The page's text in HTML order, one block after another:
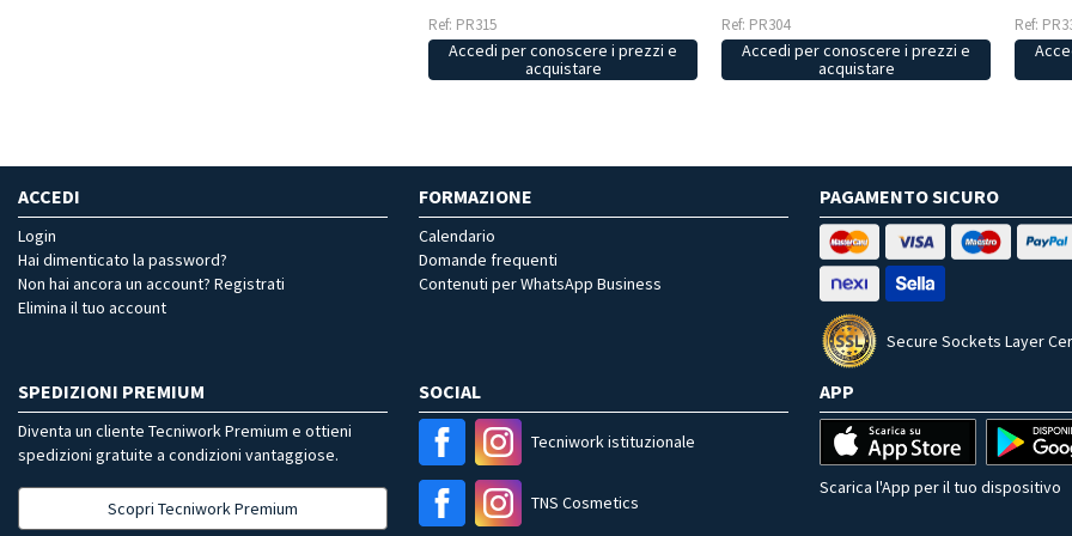
Ref: PR315
Accedi per conoscere i prezzi e
acquistare
Ref: PR304
Accedi per conoscere i prezzi e
acquistare
Ref:
ACCEDI
Login
Hai dimenticato la password?
Non hai ancora un account? Registrati
Elimina il tuo account
FORMAZIONE
Calendario
Domande frequenti
Contenuti per WhatsApp Business
PAGAMENTO SICURO
Secure Sockets Layer
SPEDIZIONI PREMIUM
Diventa un cliente Tecniwork Premium e ottieni
spedizioni gratuite a condizioni vantaggiose.
Scopri Tecniwork Premium
SOCIAL
Tecniwork istituzionale
TNS Cosmetics
APP
Scarica l'App per il tuo dispositivo